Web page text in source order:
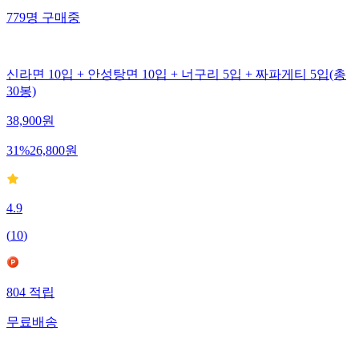
779명 구매중
신라면 10입 + 안성탕면 10입 + 너구리 5입 + 짜파게티 5입(총
30봉)
38,900원
31%26,800원
4.9
(10)
804 적립
무료배송